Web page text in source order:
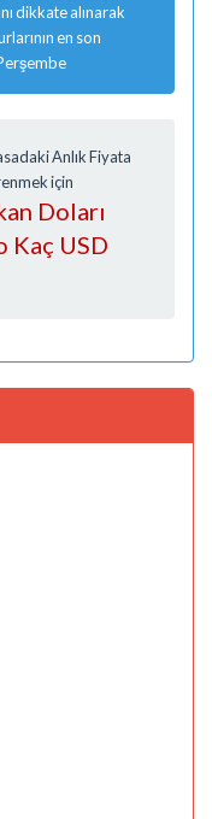
dikkate alınarak
en son
Anlık Fiyata
için
Doları
Kaç USD